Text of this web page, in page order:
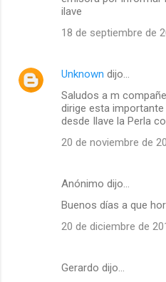
ilave
18 de septiembre de
Unknown dijo…
Saludos a m
dirige esta
desde Ilave la Perla
20 de noviembre de
Anónimo dijo…
Buenos días a que
20 de diciembre de
Gerardo dijo…